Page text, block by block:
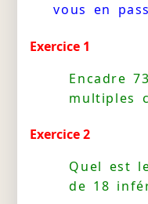
vous en
Exercice 1
Encadre
multiples
Exercice 2
Quel est
de 18